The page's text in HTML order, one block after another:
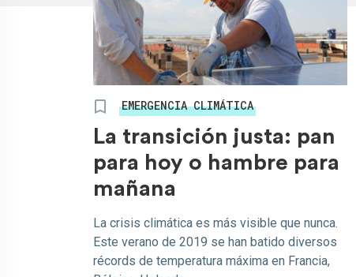
EMERGENCIA CLIMÁTICA
La transición justa: pan
para hoy o hambre para
mañana
La crisis climática es más visible que nunca.
Este verano de 2019 se han batido diversos
récords de temperatura máxima en Francia,